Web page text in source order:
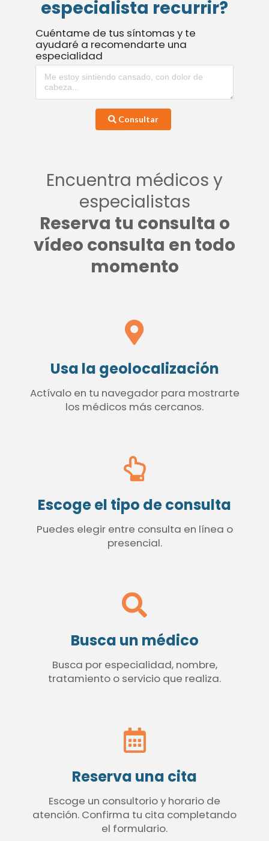
especialista recurrir?
Cuéntame de tus síntomas y te
ayudaré a recomendarte una
especialidad
Consultar
Encuentra médicos y
especialistas
Reserva tu consulta o
vídeo consulta en todo
momento
Usa la geolocalización
Actívalo en tu navegador para mostrarte
los médicos más cercanos.
Escoge el tipo de consulta
Puedes elegir entre consulta en línea o
presencial.
Busca un médico
Busca por especialidad, nombre,
tratamiento o servicio que realiza.
Reserva una cita
Escoge un consultorio y horario de
atención. Confirma tu cita completando
el formulario.